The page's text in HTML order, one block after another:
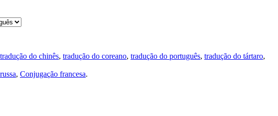
tradução do chinês, tradução do coreano, tradução do português, tradução do tártaro,
, Conjugação francesa.